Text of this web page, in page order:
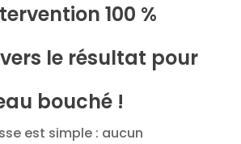
100 %
le résultat pour
bouché !
est simple : aucun